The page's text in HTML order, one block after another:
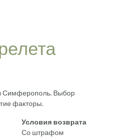
Симферополь. Выбор
факторы.
Условия возврата
Со штрафом